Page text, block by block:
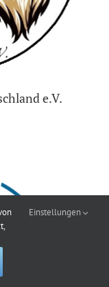
e.V.
Einstellungen